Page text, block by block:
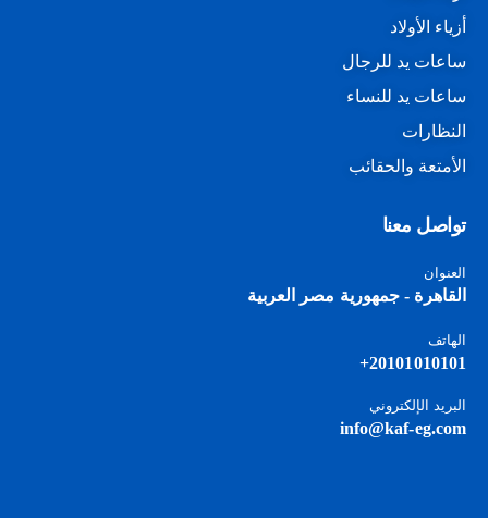
أزياء الأولاد
ساعات يد للرجال
ساعات يد للنساء
النظارات
الأمتعة والحقائب
تواصل معنا
العنوان
القاهرة - جمهورية مصر العربية
الهاتف
20101010101+
البريد الإلكتروني
info@kaf-eg.com